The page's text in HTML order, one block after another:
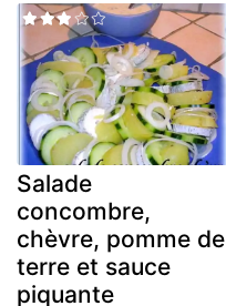
Salade
concombre,
chèvre, pomme de
terre et sauce
piquante